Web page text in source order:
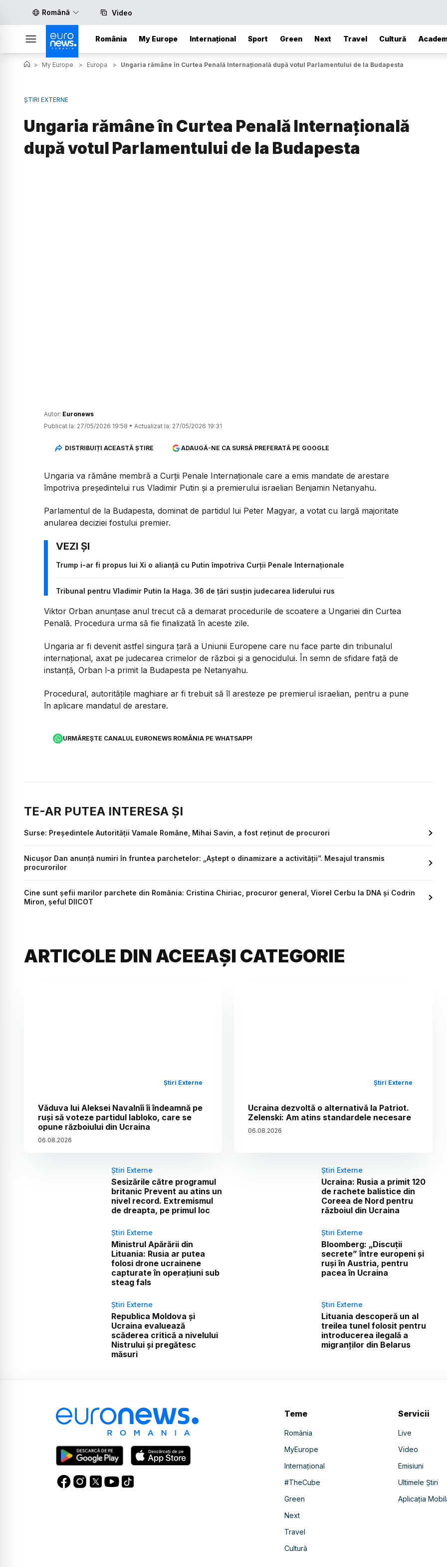
Română Video
România My Europe Internațional Sport Green Next Travel Cultură
> My Europe > Europa > Ungaria rămâne în Curtea Penală Internațională după votul Parlamentului de la Budapesta
ȘTIRI EXTERNE
Ungaria rămâne în Curtea Penală Internațională
după votul Parlamentului de la Budapesta
Autor: Euronews
Publicat la: 27/05/2026 19:58 • Actualizat la: 27/05/2026 19:31
DISTRIBUIȚI ACEASTĂ ȘTIRE ADAUGĂ-NE CA SURSĂ PREFERATĂ PE GOOGLE
Ungaria va rămâne membră a Curții Penale Internaționale care a emis mandate de arestare
împotriva președintelui rus Vladimir Putin și a premierului israelian Benjamin Netanyahu.
Parlamentul de la Budapesta, dominat de partidul lui Peter Magyar, a votat cu largă majoritate
anularea deciziei fostului premier.
Trump i-ar fi propus lui Xi o alianță cu Putin împotriva Curții Penale Internaționale
Tribunal pentru Vladimir Putin la Haga. 36 de țări susțin judecarea liderului rus
Viktor Orban anunțase anul trecut că a demarat procedurile de scoatere a Ungariei din Curtea
Penală. Procedura urma să fie finalizată în aceste zile.
Ungaria ar fi devenit astfel singura țară a Uniunii Europene care nu face parte din tribunalul
internațional, axat pe judecarea crimelor de război și a genocidului. În semn de sfidare față de
instanță, Orban l-a primit la Budapesta pe Netanyahu.
Procedural, autoritățile maghiare ar fi trebuit să îl aresteze pe premierul israelian, pentru a pune
în aplicare mandatul de arestare.
URMĂREȘTE CANALUL EURONEWS ROMÂNIA PE WHATSAPP!
TE-AR PUTEA INTERESA ȘI
Surse: Președintele Autorității Vamale Române, Mihai Savin, a fost reținut de procurori
Nicușor Dan anunță numiri în fruntea parchetelor: „Aștept o dinamizare a activității”. Mesajul transmis
procurorilor
Cine sunt șefii marilor parchete din România: Cristina Chiriac, procuror general, Viorel Cerbu la DNA și Codrin
Miron, șeful DIICOT
ARTICOLE DIN ACEEAȘI CATEGORIE
Știri Externe
Văduva lui Aleksei Navalnîi îi îndeamnă pe
ruși să voteze partidul Iabloko, care se
opune războiului din Ucraina
06.08.2026
Știri Externe
Ucraina dezvoltă o alternativă la Patriot.
Zelenski: Am atins standardele necesare
06.08.2026
Știri Externe
Sesizările către programul
britanic Prevent au atins un
nivel record. Extremismul
de dreapta, pe primul loc
Știri Externe
Ucraina: Rusia a primit 120
de rachete balistice din
Coreea de Nord pentru
războiul din Ucraina
Știri Externe
Ministrul Apărării din
Lituania: Rusia ar putea
folosi drone ucrainene
capturate în operațiuni sub
steag fals
Știri Externe
Bloomberg: „Discuții
secrete” între europeni și
ruși în Austria, pentru
pacea în Ucraina
Știri Externe
Republica Moldova și
Ucraina evaluează
scăderea critică a nivelului
Nistrului și pregătesc
măsuri
Știri Externe
Lituania descoperă un al
treilea tunel folosit pentru
introducerea ilegală a
migranților din Belarus
Teme
România
MyEurope
Internațional
#TheCube
Green
Next
Travel
Cultură
Servicii
Live
Video
Emisiuni
Ultimele Știri
Aplicația